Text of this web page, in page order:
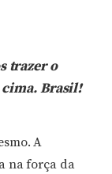
trazer o
cima. Brasil!
A
na força da